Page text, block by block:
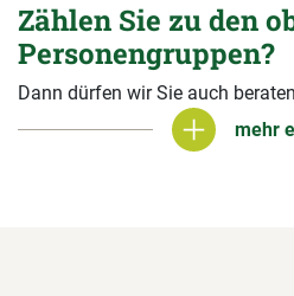
Zählen Sie zu den
Personengruppen?
Dann dürfen wir Sie auch
mehr mehr